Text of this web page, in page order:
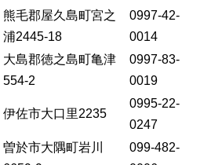
熊毛郡屋久島町宮之
浦2445-18
0997-42-
0014
大島郡徳之島町亀津
554-2
0997-83-
0019
伊佐市大口里2235
0995-22-
0247
曽於市大隅町岩川
099-482-